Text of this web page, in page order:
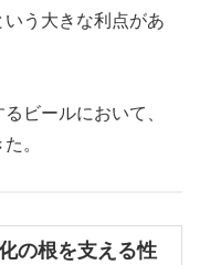
う大きな利点があ
ビールにおいて、
。
の根を支える性